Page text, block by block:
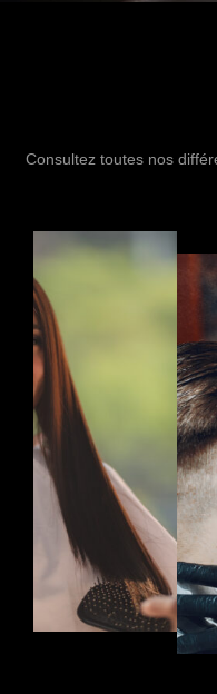
Consultez toutes nos